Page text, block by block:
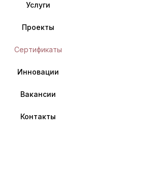
Услуги
Проекты
Сертификаты
Инновации
Вакансии
Контакты